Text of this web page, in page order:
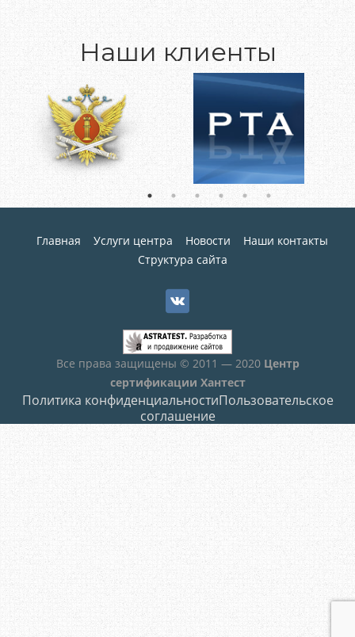
Наши клиенты
Главная Услуги центра Новости
Наши контакты
Структура сайта
Все права защищены © 2011 — 2020 Центр
сертификации Хантест
Политика конфиденциальностиПользовательское
соглашение